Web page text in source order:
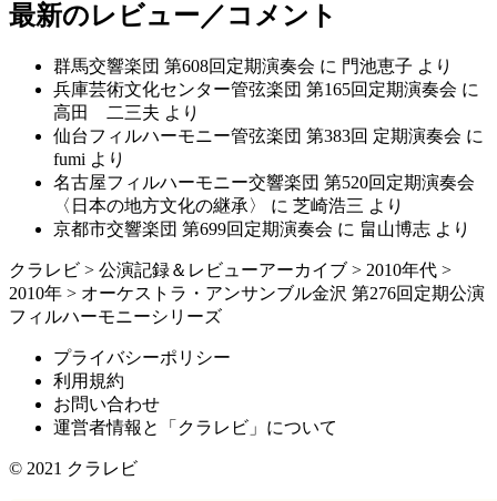
最新のレビュー／コメント
群馬交響楽団 第608回定期演奏会 に 門池恵子 より
兵庫芸術文化センター管弦楽団 第165回定期演奏会 に
高田 二三夫 より
仙台フィルハーモニー管弦楽団 第383回 定期演奏会 に
fumi より
名古屋フィルハーモニー交響楽団 第520回定期演奏会
〈日本の地方文化の継承〉
に 芝崎浩三 より
京都市交響楽団 第699回定期演奏会 に 畠山博志 より
クラレビ > 公演記録＆レビューアーカイブ > 2010年代 >
2010年 > オーケストラ・アンサンブル金沢 第276回定期公演
フィルハーモニーシリーズ
プライバシーポリシー
利用規約
お問い合わせ
運営者情報と「クラレビ」について
© 2021 クラレビ